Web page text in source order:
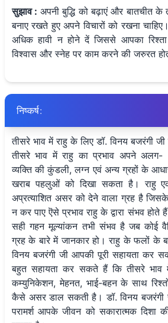
सुझाव : अपनी बुद्धि को बढ़ाएं और बातचीत
बनाए रखते हुए अपने विचारों को रखना
अधिक हावी न होने दें जिससे आपका
विश्वास और स्नेह पर काम करने की जरुरत
निष्कर्ष:
तीसरे भाव में राहु के लिए डॉ. विनय बजरंगी जी
तीसरे भाव में राहु का प्रभाव अपने
व्यक्ति की कुंडली, लग्न एवं अन्य ग्रहों के
खराब पहलुओं को दिखा सकता है। राहु
अप्रत्याशित असर को देने वाला ग्रह है जिसके
न कर पाए ऎसे प्रभाव राहु के द्वारा संभव
सही गहन मूल्यांकन तभी संभव है जब कोई
ग्रह के बारे में जानकार हो। राहु के फलों के
विनय बजरंगी जी आपकी पूरी सहायता कर
बहुत सहायता कर सकते हैं कि तीसरे भाव
कम्युनिकेशन, मेहनत, भाई-बहन के साथ
कैसे असर डाल सकती है। डॉ. विनय बजरंगी
परामर्श आपके जीवन को सकारात्मक